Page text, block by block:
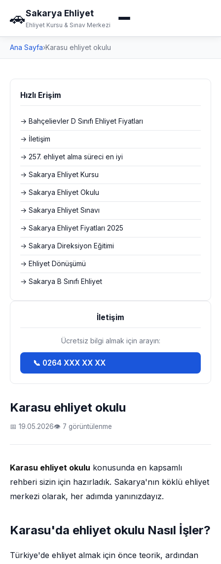
🚗Sakarya Ehliyet
Ehliyet Kursu & Sınav Merkezi
Ana Sayfa›Karasu ehliyet okulu
Karasu ehliyet okulu
📅 19.05.2026👁 7 görüntülenme
Karasu ehliyet okulu konusunda en kapsamlı
rehberi sizin için hazırladık. Sakarya'nın köklü ehliyet
merkezi olarak, her adımda yanınızdayız.
Karasu'da ehliyet okulu Nasıl İşler?
Türkiye'de ehliyet almak için önce teorik, ardından
Hızlı Erişim
→ Bahçelievler D Sınıfı Ehliyet Fiyatları
→ İletişim
→ 257. ehliyet alma süreci en iyi
→ Sakarya Ehliyet Kursu
→ Sakarya Ehliyet Okulu
→ Sakarya Ehliyet Sınavı
→ Sakarya Ehliyet Fiyatları 2025
→ Sakarya Direksiyon Eğitimi
→ Ehliyet Dönüşümü
→ Sakarya B Sınıfı Ehliyet
İletişim
Ücretsiz bilgi almak için arayın:
📞 0264 XXX XX XX